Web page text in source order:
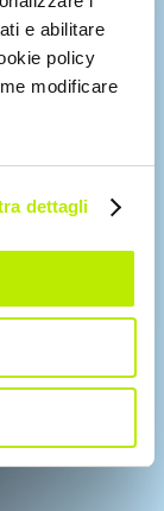
e abilitare
policy
modificare
dettagli
2025